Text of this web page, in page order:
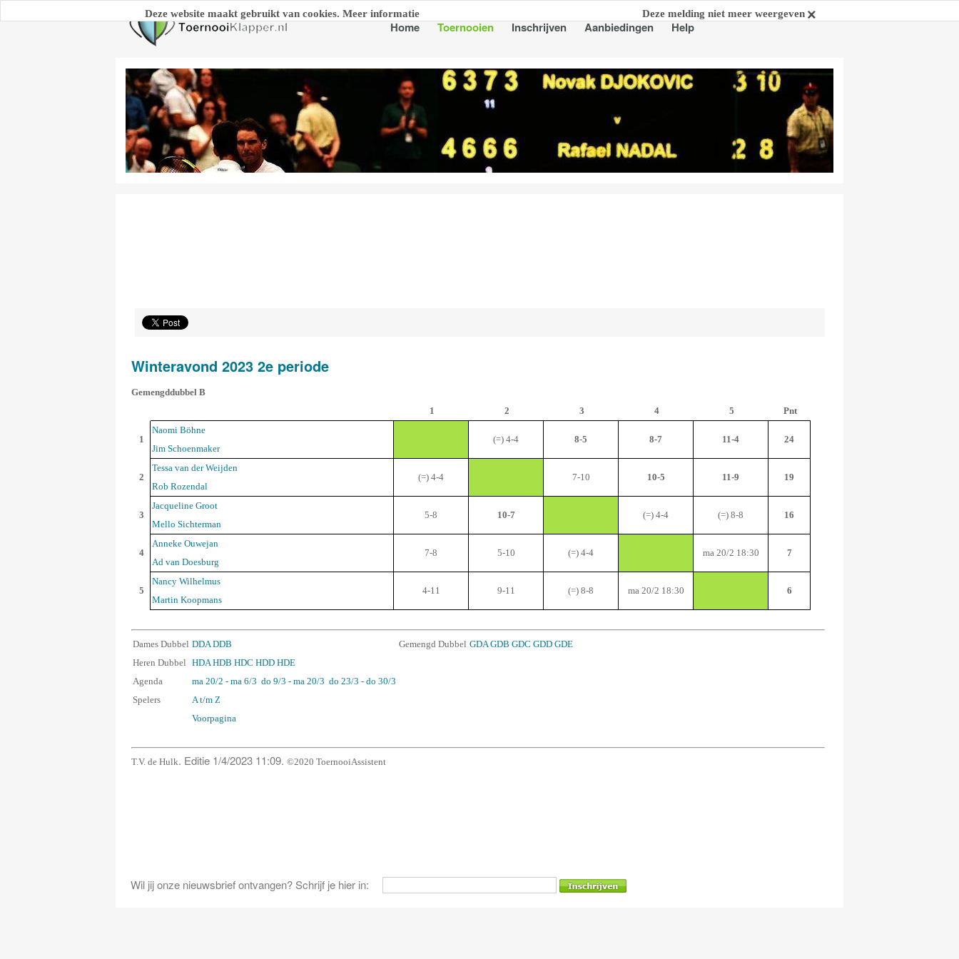
Winteravond 2023 2e periode
Gemengddubbel B
1
2 3 4 5 Pnt
1
Naomi Böhne
Jim Schoenmaker
(=) 4-4 8-5 8-7 11-4 24
2
Tessa van der Weijden
Rob Rozendal
(=) 4-4 7-10 10-5 11-9 19
3
Jacqueline Groot
Mello Sichterman
5-8 10-7 (=) 4-4 (=) 8-8 16
4
Anneke Ouwejan
Ad van Doesburg
7-8 5-10 (=) 4-4 ma 20/2 18:30 7
5
Nancy Wilhelmus
Martin Koopmans
4-11 9-11 (=) 8-8 ma 20/2 18:30 6
Dames Dubbel DDA DDB Gemengd Dubbel GDA GDB GDC GDD GDE
Heren Dubbel HDA HDB HDC HDD HDE
Agenda
ma 20/2 - ma 6/3 do 9/3 - ma 20/3 do 23/3 - do 30/3
Spelers
A t/m Z
Voorpagina
T.V. de Hulk. Editie 1/4/2023 11:09. ©2020 ToernooiAssistent
Wil jij onze nieuwsbrief ontvangen? Schrijf je hier in:
Home Toernooien Inschrijven Aanbiedingen Help
Deze website maakt gebruikt van cookies. Meer informatie Deze melding niet meer weergeven